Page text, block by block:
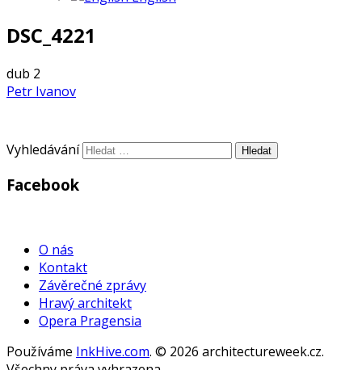
DSC_4221
dub 2
Petr Ivanov
Vyhledávání
Facebook
O nás
Kontakt
Závěrečné zprávy
Hravý architekt
Opera Pragensia
Používáme InkHive.com. © 2026 architectureweek.cz.